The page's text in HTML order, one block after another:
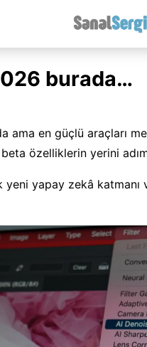
burada…
ama en güçlü araçları
özelliklerin yerini
yapay zekâ katmanı